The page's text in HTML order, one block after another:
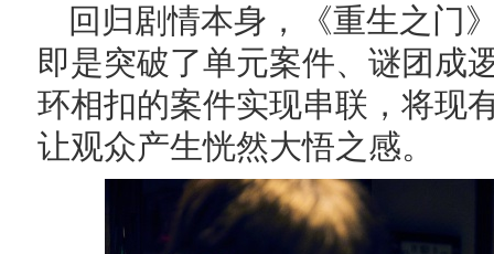
回归剧情本身，《重生之门
即是突破了单元案件、谜团成
环相扣的案件实现串联，将现
让观众产生恍然大悟之感。